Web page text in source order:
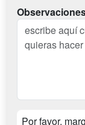
Por favor,